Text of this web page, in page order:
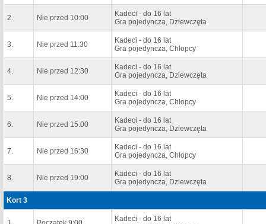
2. Nie przed 10:00
Kadeci - do 16 lat
Gra pojedyncza, Dziewczęta
3. Nie przed 11:30
Kadeci - do 16 lat
Gra pojedyncza, Chłopcy
4. Nie przed 12:30
Kadeci - do 16 lat
Gra pojedyncza, Dziewczęta
5. Nie przed 14:00
Kadeci - do 16 lat
Gra pojedyncza, Chłopcy
6. Nie przed 15:00
Kadeci - do 16 lat
Gra pojedyncza, Dziewczęta
7. Nie przed 16:30
Kadeci - do 16 lat
Gra pojedyncza, Chłopcy
8. Nie przed 19:00
Kadeci - do 16 lat
Gra pojedyncza, Dziewczęta
Kort 3
Kadeci - do 16 lat